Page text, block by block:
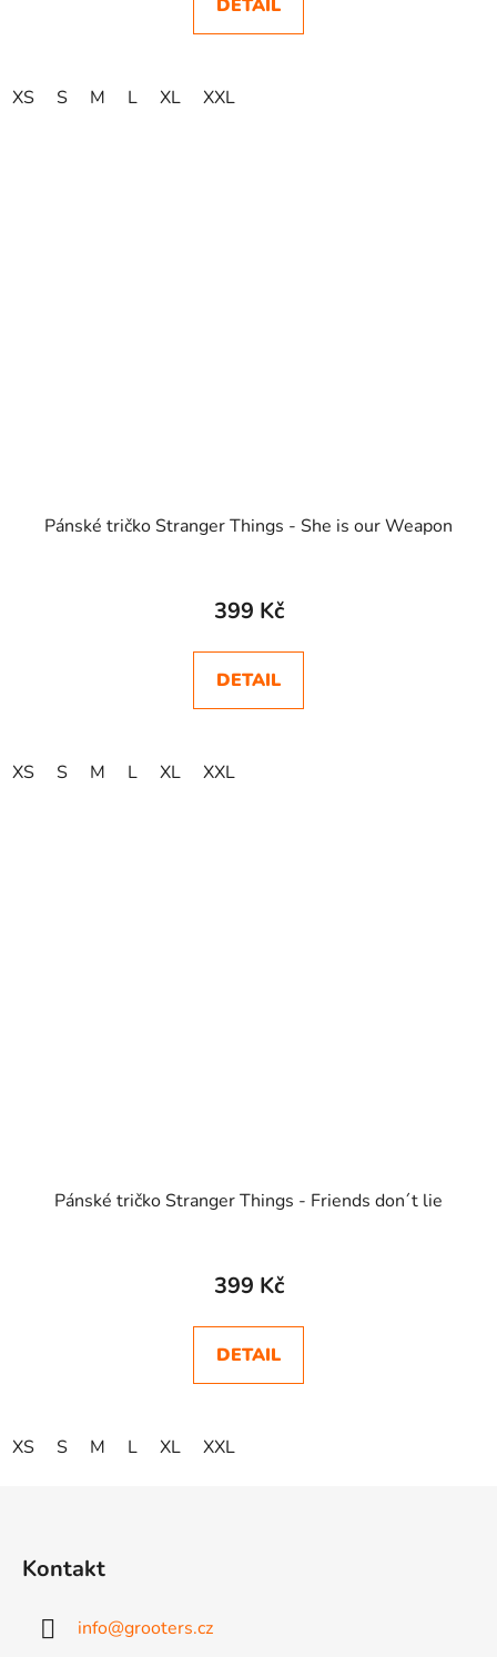
DETAIL
XS S M L XL XXL
Pánské tričko Stranger Things - She is our Weapon
399 Kč
DETAIL
XS S M L XL XXL
Pánské tričko Stranger Things - Friends don´t lie
399 Kč
DETAIL
XS S M L XL XXL
Kontakt
info@grooters.cz